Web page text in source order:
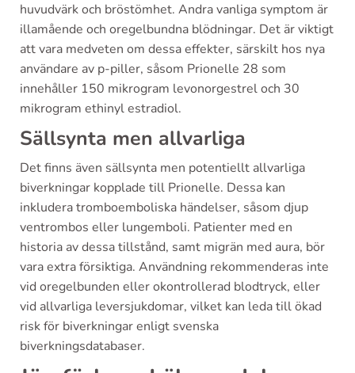
huvudvärk och bröstömhet. Andra vanliga symptom är
illamående och oregelbundna blödningar. Det är viktigt
att vara medveten om dessa effekter, särskilt hos nya
användare av p-piller, såsom Prionelle 28 som
innehåller 150 mikrogram levonorgestrel och 30
mikrogram ethinyl estradiol.
Sällsynta men allvarliga
Det finns även sällsynta men potentiellt allvarliga
biverkningar kopplade till Prionelle. Dessa kan
inkludera tromboemboliska händelser, såsom djup
ventrombos eller lungemboli. Patienter med en
historia av dessa tillstånd, samt migrän med aura, bör
vara extra försiktiga. Användning rekommenderas inte
vid oregelbunden eller okontrollerad blodtryck, eller
vid allvarliga leversjukdomar, vilket kan leda till ökad
risk för biverkningar enligt svenska
biverkningsdatabaser.